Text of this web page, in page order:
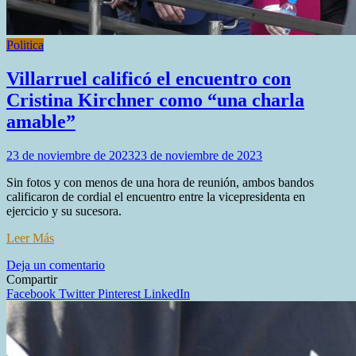
Politica
Villarruel calificó el encuentro con
Cristina Kirchner como “una charla
amable”
23 de noviembre de 202323 de noviembre de 2023
Sin fotos y con menos de una hora de reunión, ambos bandos
calificaron de cordial el encuentro entre la vicepresidenta en
ejercicio y su sucesora.
Leer Más
Deja un comentarioen
calificó
Compartir
Facebook TwitterPinterest LinkedIn